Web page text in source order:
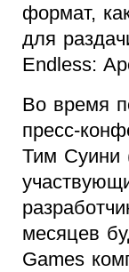
формат,
для
Endless:
Во время
пресс-
Тим Суини
месяцев
Games